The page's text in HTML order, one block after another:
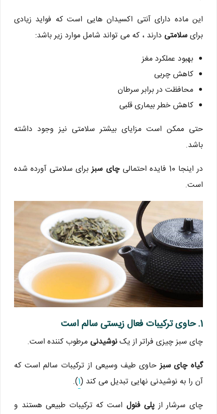
این ماده دارای آنتی اکسیدان هایی است که فواید زیادی
برایسلامتی دارند ، که می تواند شامل موارد زیر باشد:
بهبود عملکرد مغز
کاهش چربی
محافظت در برابر سرطان
کاهش خطر بیماری قلبی
حتی ممکن است مزایای بیشتر سلامتی نیز وجود داشته
باشد.
در اینجا 10 فایده احتمالی
چای سبزبرای سلامتی آورده شده
است.
1. حاوی ترکیبات فعال زیستی سالم است
چای سبز چیزی فراتر از یکنوشیدنی مرطوب کننده است.
گیاه چای سبزحاوی طیف وسیعی از ترکیبات سالم است که
آن را به نوشیدنی نهایی تبدیل می کند (1
).
چای سرشار از پلی فنول است که ترکیبات طبیعی هستند و